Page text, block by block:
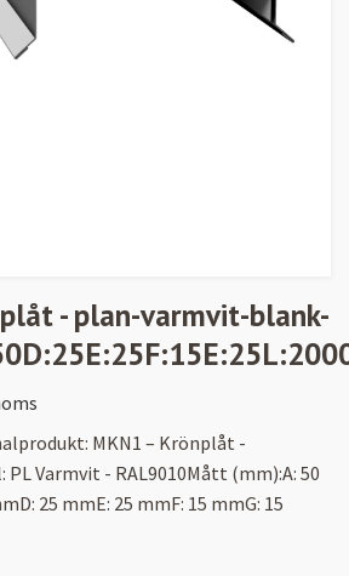
- plan-varmvit-blank-
MKN1 – Krönplåt -
Varmvit - RAL9010Mått (mm):A: 50
25 mmE: 25 mmF: 15 mmG: 15